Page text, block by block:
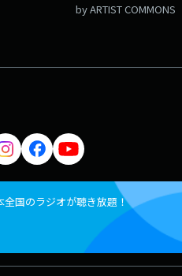
by ARTIST COMMONS
全国のラジオが聴き放題！